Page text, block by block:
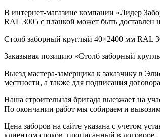
В интернет-магазине компании «Лидер
RAL 3005 с планкой может быть
Столб заборный круглый 40×2400 мм RAL
Заказывая позицию «Столб заборный
Выезд мастера-замерщика к заказчику в
местности, а также для подписания
Наша строительная бригада выезжает на
По окончании работ мы собираем и
Цена заборов на сайте указана с учетом
клиентом сроков, прописанный в договоре.